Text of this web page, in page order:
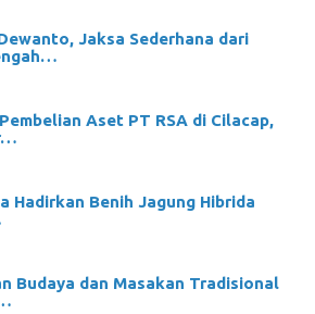
Jaksa Sederhana dari
Aset PT RSA di Cilacap,
Hadirkan Benih Jagung Hibrida
Budaya dan Masakan Tradisional